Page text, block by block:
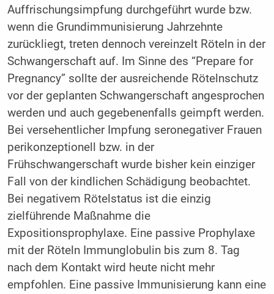
Auffrischungsimpfung durchgeführt wurde bzw.
wenn die Grundimmunisierung Jahrzehnte
zurückliegt, treten dennoch vereinzelt Röteln in der
Schwangerschaft auf. Im Sinne des “Prepare for
Pregnancy” sollte der ausreichende Rötelnschutz
vor der geplanten Schwangerschaft angesprochen
werden und auch gegebenenfalls geimpft werden.
Bei versehentlicher Impfung seronegativer Frauen
perikonzeptionell bzw. in der
Frühschwangerschaft wurde bisher kein einziger
Fall von der kindlichen Schädigung beobachtet.
Bei negativem Rötelstatus ist die einzig
zielführende Maßnahme die
Expositionsprophylaxe. Eine passive Prophylaxe
mit der Röteln Immunglobulin bis zum 8. Tag
nach dem Kontakt wird heute nicht mehr
empfohlen. Eine passive Immunisierung kann eine